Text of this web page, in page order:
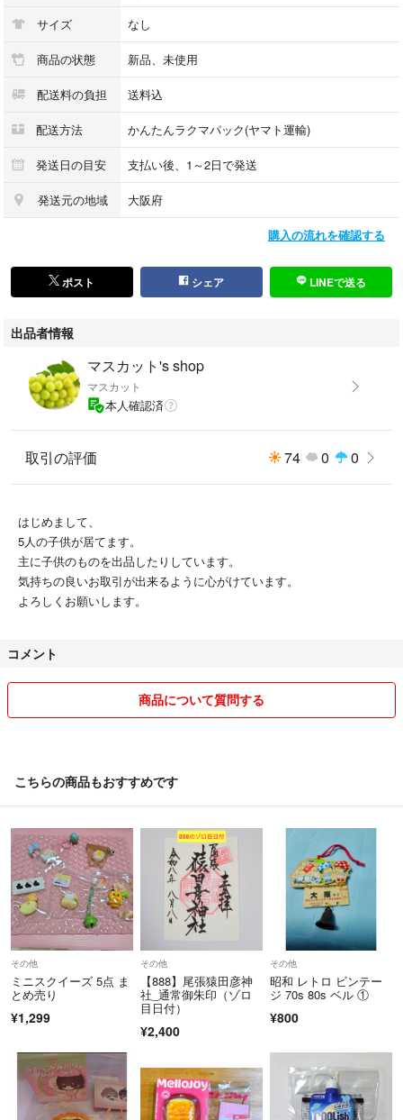
長期自宅保管にご理解ある方よろしくお願いします
中古品のご理解ある方よろしくお願いします。
【コレクションアイテム】
このフィギュアセットは、ディズニーの人気キャラクターたちを集めたコ
プレイにも最適です。
れており、透明なカバーで保護されています。これにより、フィギュアの
美しさを保ちながら、ホコリや傷から守ります。
【ギフトにも最適】
特別な日のプレゼントや、自分へのご褒美にもぴったりです。
ご覧いただきありがとうございます。
サイズ なし
商品の状態 新品、未使用
配送料の負担 送料込
配送方法 かんたんラクマパック(ヤマト運輸)
発送日の目安 支払い後、1～2日で発送
発送元の地域 大阪府
購入の流れを確認する
ポスト シェア LINEで送る
出品者情報
マスカット's shop
マスカット
本人確認済
取引の評価 74 0 0
はじめまして、
5人の子供が居てます。
主に子供のものを出品したりしています。
気持ちの良いお取引が出来るように心がけています。
よろしくお願いします。
コメント
商品について質問する
こちらの商品もおすすめです
その他
ミニスクイーズ 5点 ま
とめ売り
¥1,299
その他
【888】尾張猿田彦神
社_通常御朱印（ゾロ
目日付）
¥2,400
その他
昭和 レトロ ビンテー
ジ 70s 80s ベル ①
¥800